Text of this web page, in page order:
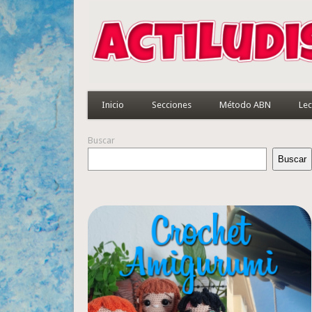
Inicio Secciones Método ABN
Buscar
Buscar